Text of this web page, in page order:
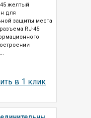
желтый
для
защиты места
RJ-45
в 1 клик